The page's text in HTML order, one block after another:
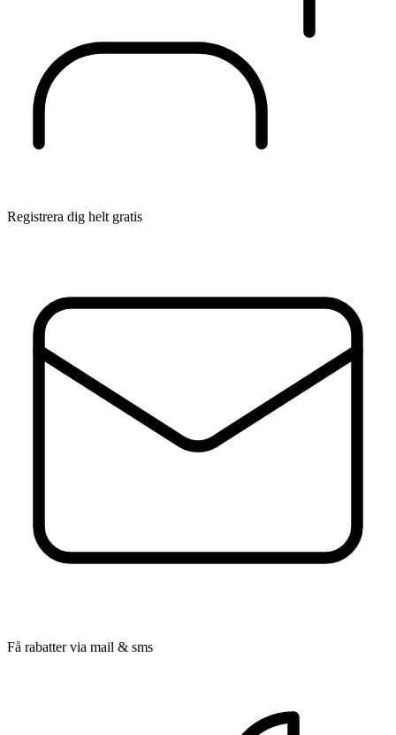
Registrera dig helt gratis
Få rabatter via mail & sms